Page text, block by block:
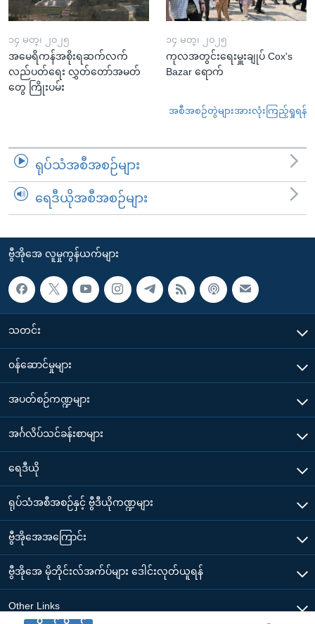
၁၄ မတ္၊ ၂၀၂၅
အမေရိကန်အစိုးရဆက်လက်
လည်ပတ်ရေး လွှတ်တော်အမတ်
တွေ ကြိုးပမ်း
၁၄ မတ္၊ ၂၀၂၅
ကုလအတွင်းရေးမှူးချုပ် Cox's
Bazar ရောက်
အစီအစဉ်တွဲများအားလုံးကြည့်ရှုရန်
ရုပ်သံအစီအစဉ်များ
ရေဒီယိုအစီအစဉ်များ
ဗွီအိုအေ လူမှုကွန်ယက်များ
သတင်း
၀န်ဆောင်မှုများ
အပတ်စဉ်ကဏ္ဍများ
အင်္ဂလိပ်သင်ခန်းစာများ
ရေဒီယို
ရုပ်သံအစီအစဉ်နှင့် ဗွီဒီယိုကဏ္ဍများ
ဗွီအိုအေအကြောင်း
ဗွီအိုအေ မိုဘိုင်းလ်အက်ပ်များ ဒေါင်းလုတ်ယူရန်
Other Links